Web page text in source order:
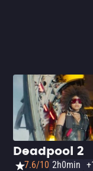
Deadpool 2
7.6/10 2h0min